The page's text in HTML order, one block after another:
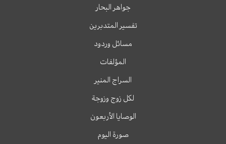
جواهر البحار
تفسير المتدبرين
مسائل وردود
المؤلفات
السراج المنير
لكل زوج وزوجة
الوصايا الأربعون
صورة اليوم